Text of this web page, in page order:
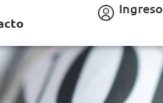
Ingreso